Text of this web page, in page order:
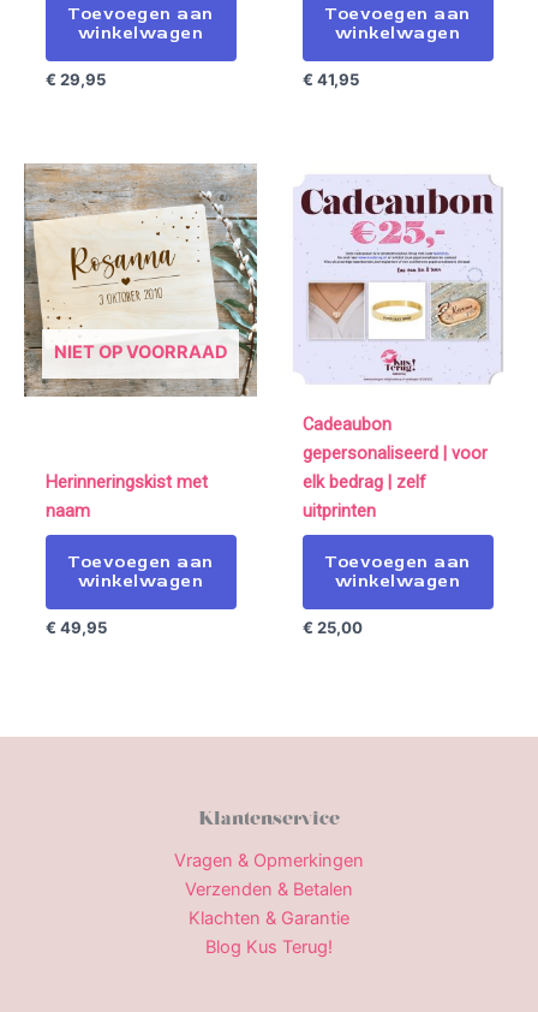
Toevoegen aan
winkelwagen
€ 29,95
Toevoegen aan
winkelwagen
€ 41,95
NIET OP VOORRAAD
Herinneringskist met
naam
Toevoegen aan
winkelwagen
€ 49,95
Cadeaubon
gepersonaliseerd | voor
elk bedrag | zelf
uitprinten
Toevoegen aan
winkelwagen
€ 25,00
Klantenservice
Vragen & Opmerkingen
Verzenden & Betalen
Klachten & Garantie
Blog Kus Terug!